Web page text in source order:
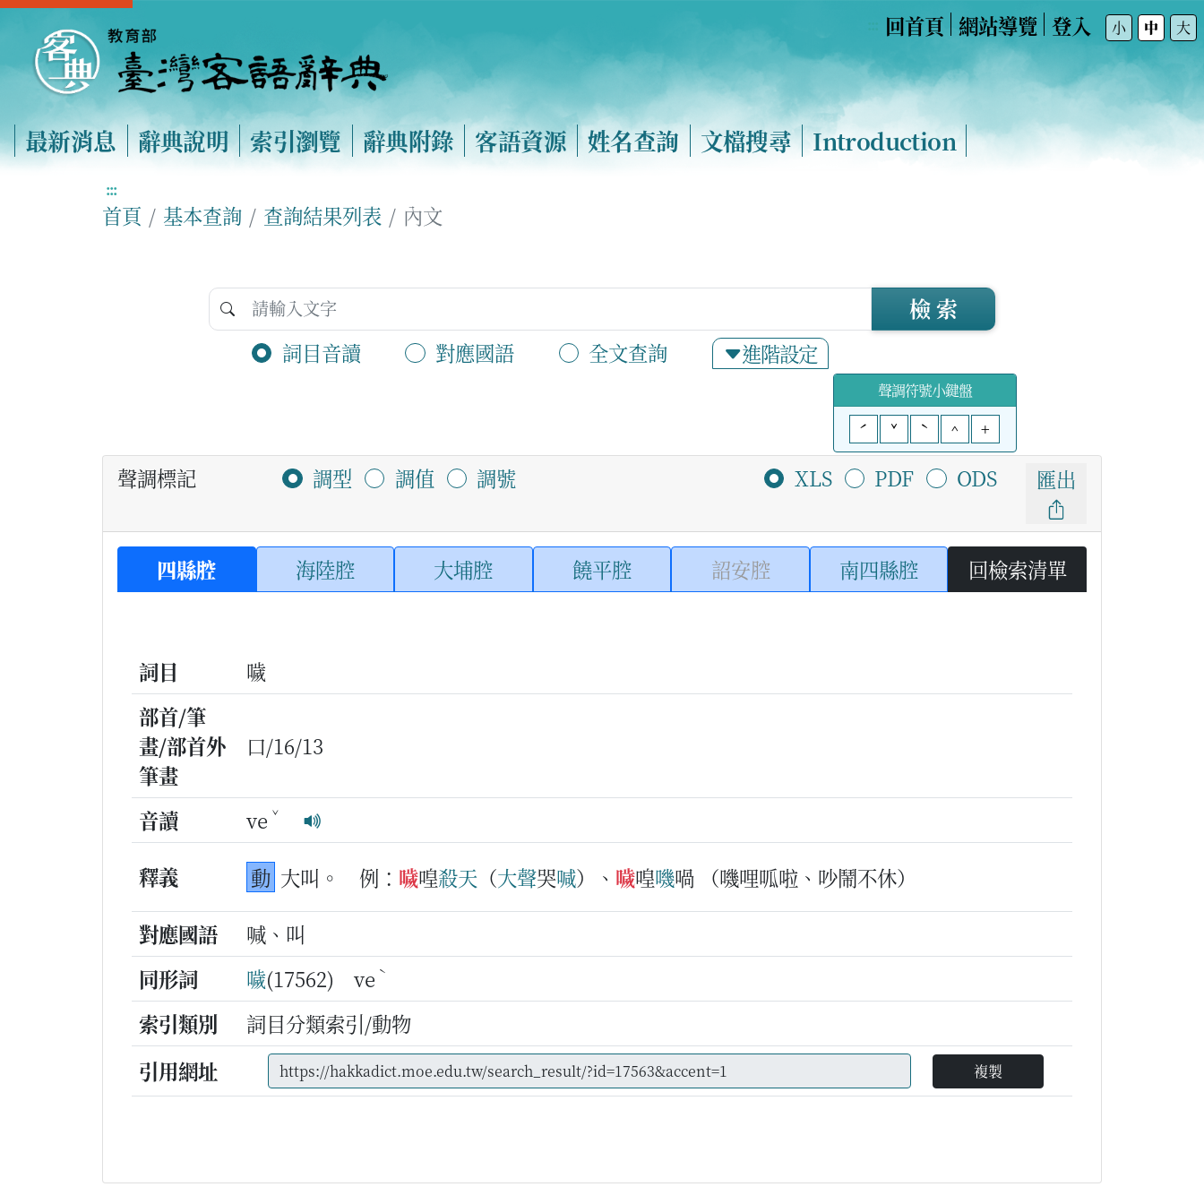
回首頁 網站導覽 登入 小 中 大
最新消息 辭典說明 索引瀏覽 辭典附錄 客語資源 姓名查詢 文檔搜尋 Introduction
:::
首頁 基本查詢 查詢結果列表 內文
詞目音讀 對應國語 全文查詢 進階設定
檢 索
聲調符號小鍵盤
ˊ
ˇ ˋ ^ +
聲調標記 調型 調值 調號 XLS PDF ODS 匯出
四縣腔 海陸腔 大埔腔 饒平腔 詔安腔 南四縣腔 回檢索清單
詞目
噦
部首/筆
畫/部首外
筆畫
口/16/13
音讀 ve ˇ
釋義 動 大叫。 例： 噦喤殺天 （大聲哭喊）、 噦喤嘰喎
（嘰哩呱啦、吵鬧不休）
對應國語
喊、叫
同形詞
噦(17562) ve ˋ
索引類別
詞目分類索引/動物
引用網址
複製